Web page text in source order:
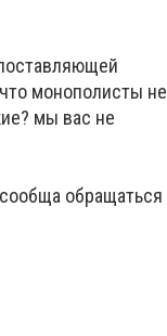
монополисты не
мы вас не
обращаться